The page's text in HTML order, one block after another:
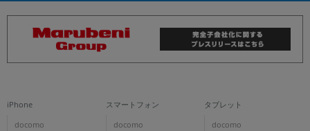
iPhone
docomo
スマートフォン
docomo
タブレット
docomo